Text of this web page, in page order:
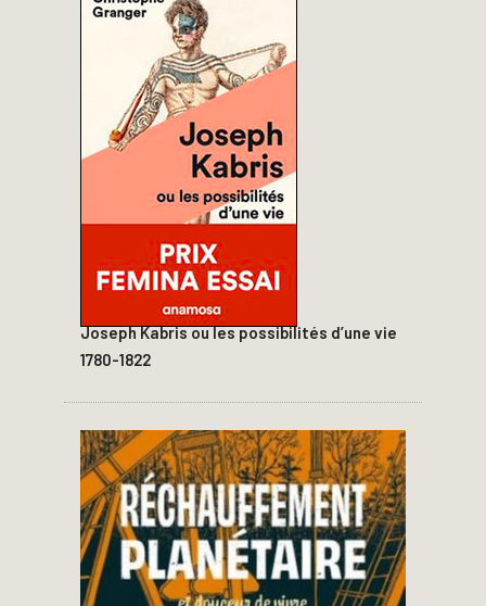
Joseph Kabris ou les possibilités d’une vie
1780-1822